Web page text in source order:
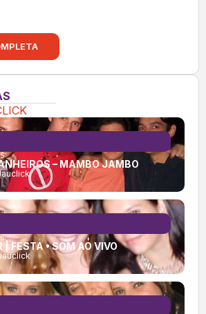
– MAMBO JAMBO
| FESTA • SOM AO VIVO